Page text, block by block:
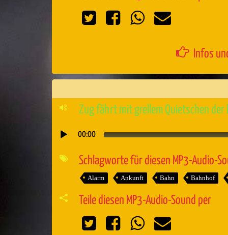
Infos
Zug fährt mit grellem Quietschen der
Audio-
Player
00:00
Schlagworte für diesen MP3-Audio-
Alarm Ankunft Bahn Bahnhof
Teile diesen MP3-Audio-Sound per